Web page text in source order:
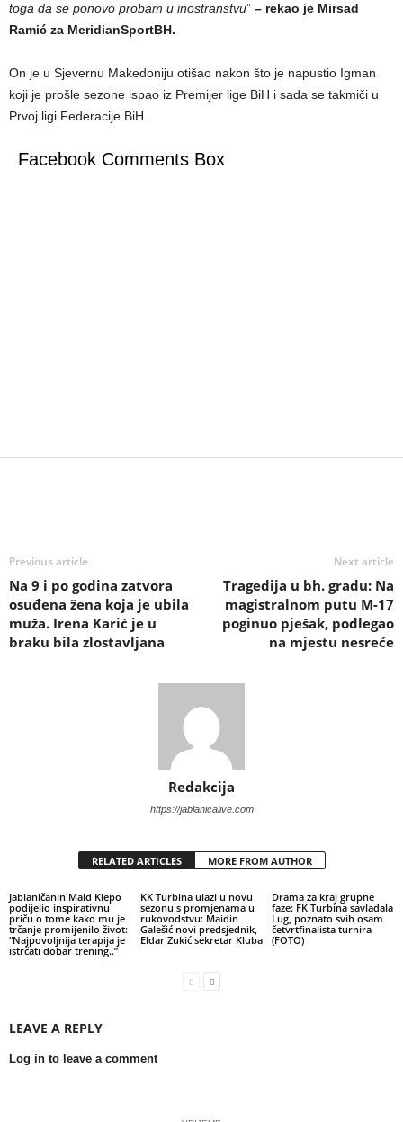
toga da se ponovo probam u inostranstvu” – rekao je Mirsad
Ramić za MeridianSportBH.
On je u Sjevernu Makedoniju otišao nakon što je napustio Igman
koji je prošle sezone ispao iz Premijer lige BiH i sada se takmiči u
Prvoj ligi Federacije BiH.
Facebook Comments Box
Previous article
Na 9 i po godina zatvora
osuđena žena koja je ubila
muža. Irena Karić je u
braku bila zlostavljana
Next article
Tragedija u bh. gradu: Na
magistralnom putu M-17
poginuo pješak, podlegao
na mjestu nesreće
Redakcija
https://jablanicalive.com
RELATED ARTICLES MORE FROM AUTHOR
Jablaničanin Maid Klepo
podijelio inspirativnu
priču o tome kako mu je
trčanje promijenilo život:
“Najpovoljnija terapija je
istrčati dobar trening..”
KK Turbina ulazi u novu
sezonu s promjenama u
rukovodstvu: Maidin
Galešić novi predsjednik,
Eldar Zukić sekretar Kluba
Drama za kraj grupne
faze: FK Turbina savladala
Lug, poznato svih osam
četvrtfinalista turnira
(FOTO)
LEAVE A REPLY
Log in to leave a comment